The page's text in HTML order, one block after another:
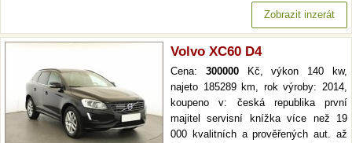
Zobrazit inzerát
Volvo XC60 D4
Cena: 300000Kč, výkon 140 kw,
najeto 185289 km, rok výroby: 2014,
koupeno v: česká republika první
majitel servisní knížka více než 19
000 kvalitních a prověřených aut. až